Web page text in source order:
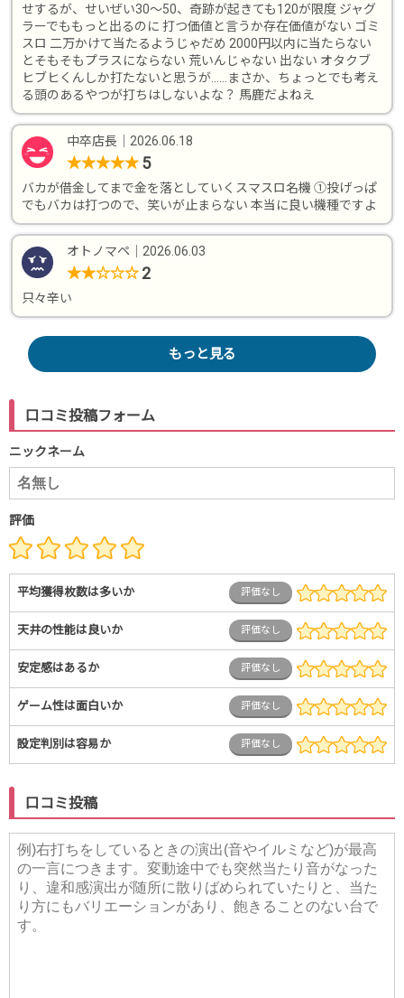
せするが、せいぜい30〜50、奇跡が起きても120が限度 ジャグ
ラーでももっと出るのに 打つ価値と言うか存在価値がない ゴミ
スロ 二万かけて当たるようじゃだめ 2000円以内に当たらない
とそもそもプラスにならない 荒いんじゃない 出ない オタクブ
ヒブヒくんしか打たないと思うが……まさか、ちょっとでも考え
る頭のあるやつが打ちはしないよな？ 馬鹿だよねえ
中卒店長 2026.06.18
★★★★★ 5
バカが借金してまで金を落としていくスマスロ名機 ①投げっぱ
でもバカは打つので、笑いが止まらない 本当に良い機種ですよ
オトノマペ 2026.06.03
★★☆☆☆ 2
只々辛い
もっと見る
口コミ投稿フォーム
ニックネーム
評価
平均獲得枚数は多いか 評価なし
天井の性能は良いか 評価なし
安定感はあるか 評価なし
ゲーム性は面白いか 評価なし
設定判別は容易か 評価なし
口コミ投稿